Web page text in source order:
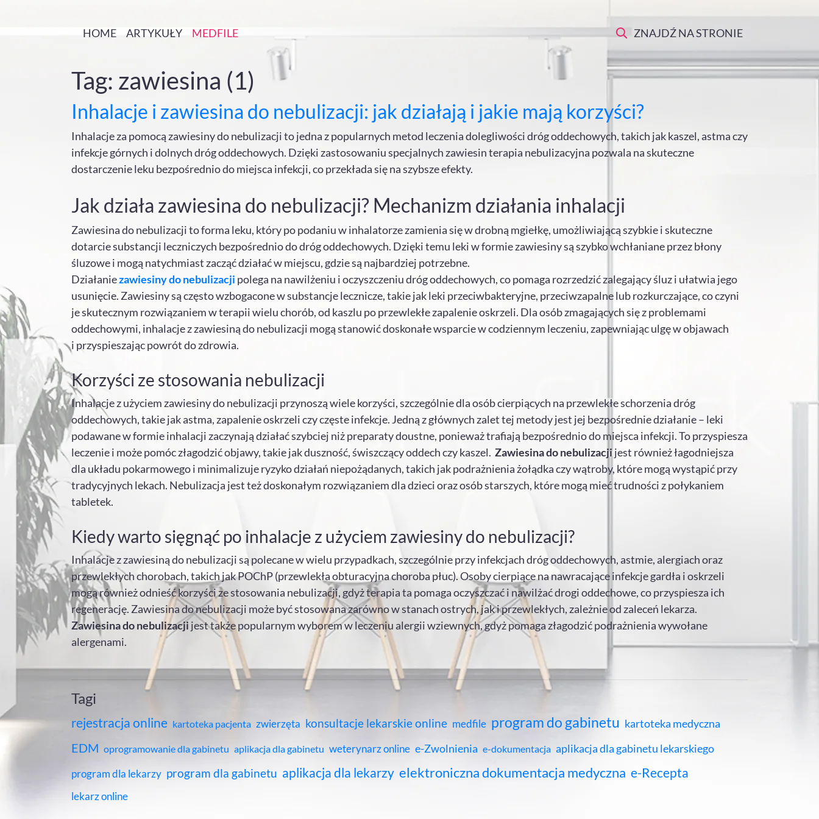
HOME ARTYKUŁY MEDFILE ZNAJDŹ NA STRONIE
Tag: zawiesina (1)
Inhalacje i zawiesina do nebulizacji: jak działają i jakie mają korzyści?
Inhalacje za pomocą zawiesiny do nebulizacji to jedna z popularnych metod leczenia dolegliwości dróg oddechowych, takich jak kaszel, astma czy
infekcje górnych i dolnych dróg oddechowych. Dzięki zastosowaniu specjalnych zawiesin terapia nebulizacyjna pozwala na skuteczne
dostarczenie leku bezpośrednio do miejsca infekcji, co przekłada się na szybsze efekty.
Jak działa zawiesina do nebulizacji? Mechanizm działania inhalacji
Zawiesina do nebulizacji to forma leku, który po podaniu w inhalatorze zamienia się w drobną mgiełkę, umożliwiającą szybkie i skuteczne
dotarcie substancji leczniczych bezpośrednio do dróg oddechowych. Dzięki temu leki w formie zawiesiny są szybko wchłaniane przez błony
śluzowe i mogą natychmiast zacząć działać w miejscu, gdzie są najbardziej potrzebne.
Działaniezawiesiny do nebulizacji polega na nawilżeniu i oczyszczeniu dróg oddechowych, co pomaga rozrzedzić zalegający śluz i ułatwia jego
usunięcie. Zawiesiny są często wzbogacone w substancje lecznicze, takie jak leki przeciwbakteryjne, przeciwzapalne lub rozkurczające, co czyni
je skutecznym rozwiązaniem w terapii wielu chorób, od kaszlu po przewlekłe zapalenie oskrzeli. Dla osób zmagających się z problemami
oddechowymi, inhalacje z zawiesiną do nebulizacji mogą stanowić doskonałe wsparcie w codziennym leczeniu, zapewniając ulgę w objawach
i przyspieszając powrót do zdrowia.
Korzyści ze stosowania nebulizacji
Inhalacje z użyciem zawiesiny do nebulizacji przynoszą wiele korzyści, szczególnie dla osób cierpiących na przewlekłe schorzenia dróg
oddechowych, takie jak astma, zapalenie oskrzeli czy częste infekcje. Jedną z głównych zalet tej metody jest jej bezpośrednie działanie – leki
podawane w formie inhalacji zaczynają działać szybciej niż preparaty doustne, ponieważ trafiają bezpośrednio do miejsca infekcji. To przyspiesza
leczenie i może pomóc złagodzić objawy, takie jak duszność, świszczący oddech czy kaszel. Zawiesina do nebulizacjijest również łagodniejsza
dla układu pokarmowego i minimalizuje ryzyko działań niepożądanych, takich jak podrażnienia żołądka czy wątroby, które mogą wystąpić przy
tradycyjnych lekach. Nebulizacja jest też doskonałym rozwiązaniem dla dzieci oraz osób starszych, które mogą mieć trudności z połykaniem
tabletek.
Kiedy warto sięgnąć po inhalacje z użyciem zawiesiny do nebulizacji?
Inhalacje z zawiesiną do nebulizacji są polecane w wielu przypadkach, szczególnie przy infekcjach dróg oddechowych, astmie, alergiach oraz
przewlekłych chorobach, takich jak POChP (przewlekła obturacyjna choroba płuc). Osoby cierpiące na nawracające infekcje gardła i oskrzeli
mogą również odnieść korzyści ze stosowania nebulizacji, gdyż terapia ta pomaga oczyszczać i nawilżać drogi oddechowe, co przyspiesza ich
regenerację. Zawiesina do nebulizacji może być stosowana zarówno w stanach ostrych, jak i przewlekłych, zależnie od zaleceń lekarza.
Zawiesina do nebulizacji jest także popularnym wyborem w leczeniu alergii wziewnych, gdyż pomaga złagodzić podrażnienia wywołane
alergenami.
Tagi
rejestracja online kartoteka pacjenta zwierzęta konsultacje lekarskie online medfile program do gabinetu kartoteka medyczna
EDM oprogramowanie dla gabinetu aplikacja dla gabinetu weterynarz online e-Zwolnienia e-dokumentacja aplikacja dla gabinetu lekarskiego
program dla lekarzy program dla gabinetu aplikacja dla lekarzy elektroniczna dokumentacja medyczna e-Recepta
lekarz online